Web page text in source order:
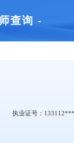
查询 -
执业证号：